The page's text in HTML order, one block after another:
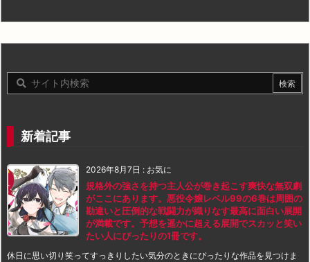
新着記事
2026年8月7日 : お気に
規格外の強さを持つ主人公が巻き起こす爽快な無双劇
がここにあります。悪役令嬢レベル99の6巻は周囲の
勘違いと圧倒的な戦闘力が織りなす最高に面白い展開
が満載です。予想を遥かに超える展開でスカッと笑い
たい人にぴったりの1冊です。
休日に思い切り笑ってすっきりしたい気分のときにぴったりな作品を見つけま